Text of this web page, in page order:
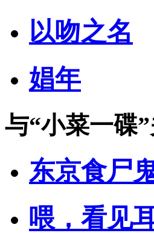
以吻之名
娼年
与“小菜一碟”
东京食尸
喂，看见